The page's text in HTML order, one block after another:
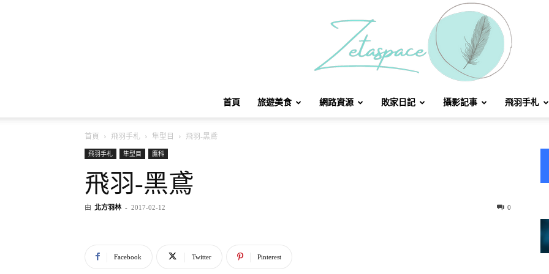
首頁 旅遊美食 網路資源 敗家日記 攝影記事 飛羽手札
首頁 飛羽手札 隼型目
飛羽-黑鳶
飛羽手札
隼型目 鷹科
飛羽-黑鳶
由 北方羽林 - 2017-02-12 0
Facebook Twitter Pinterest